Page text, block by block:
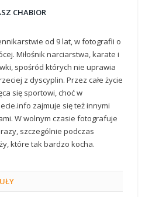
CHABIOR
od 9 lat, w fotografii o
Miłośnik narciarstwa, karate i
spośród których nie uprawia
z dyscyplin. Przez całe życie
się sportowi, choć w
zajmuje się też innymi
W wolnym czasie fotografuje
szczególnie podczas
które tak bardzo kocha.